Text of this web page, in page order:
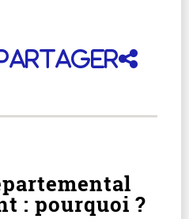
: pourquoi ?